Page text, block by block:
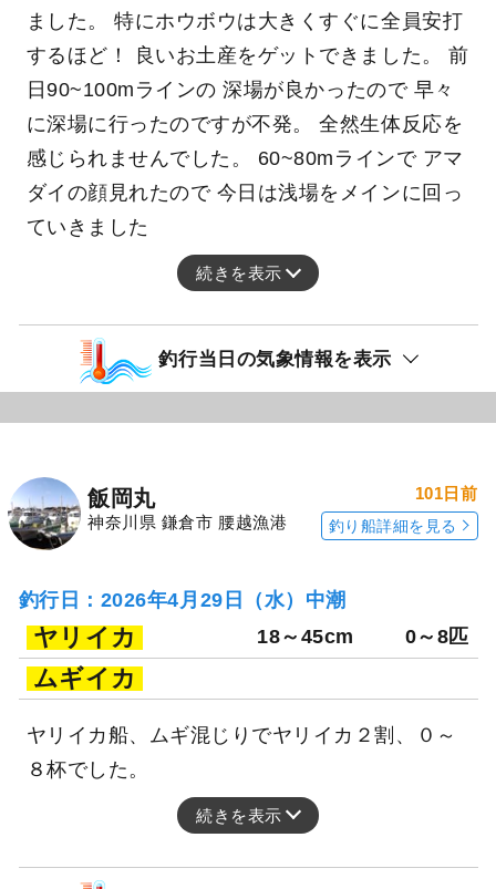
ました。 特にホウボウは大きくすぐに全員安打
するほど！ 良いお土産をゲットできました。 前
日90~100mラインの 深場が良かったので 早々
に深場に行ったのですが不発。 全然生体反応を
感じられませんでした。 60~80mラインで アマ
ダイの顔見れたので 今日は浅場をメインに回っ
ていきました
続きを表示
釣行当日の気象情報を表示
飯岡丸
神奈川県 鎌倉市 腰越漁港
101日前
釣り船詳細を見る
釣行日：2026年4月29日（水）中潮
ヤリイカ 18～45cm 0～8匹
ムギイカ
ヤリイカ船、ムギ混じりでヤリイカ２割、０～
８杯でした。
続きを表示